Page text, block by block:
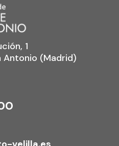
1
Antonio (Madrid)